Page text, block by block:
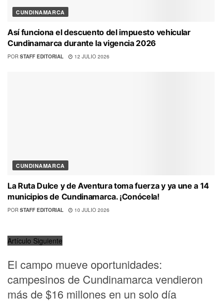
CUNDINAMARCA
Así funciona el descuento del impuesto vehicular
Cundinamarca durante la vigencia 2026
POR STAFF EDITORIAL 12 JULIO 2026
CUNDINAMARCA
La Ruta Dulce y de Aventura toma fuerza y ya une a 14
municipios de Cundinamarca. ¡Conócela!
POR STAFF EDITORIAL 10 JULIO 2026
Artículo Siguiente
El campo mueve oportunidades:
campesinos de Cundinamarca vendieron
más de $16 millones en un solo día